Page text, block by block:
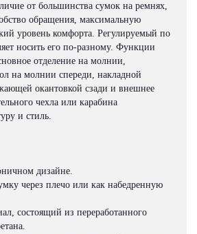
от большинства сумок на ремнях,
обращения, максимальную
уровень комфорта. Регулируемый по
носить его по-разному. Функции
отделение на молнии,
на молнии спереди, накладной
окантовкой сзади и внешнее
чехла или карабина
и стиль.
дизайне.
через плечо или как набедренную
состоящий из переработанного